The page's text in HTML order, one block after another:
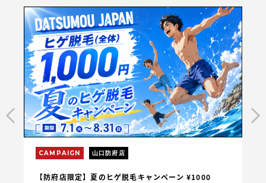
CAMPAIGN 山口防府店
【防府店限定】夏のヒゲ脱毛キャンペーン ¥1000